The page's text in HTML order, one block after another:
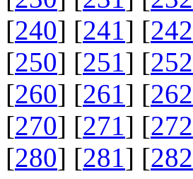
[240] [241] [242
[250] [251] [252
[260] [261] [262
[270] [271] [272
[280] [281] [282